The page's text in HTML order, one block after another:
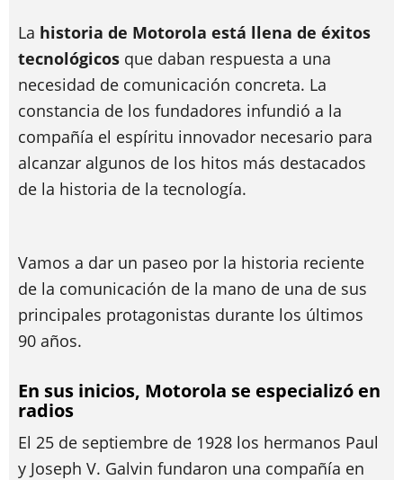
La historia de Motorola está llena de éxitos
tecnológicos que daban respuesta a una
necesidad de comunicación concreta. La
constancia de los fundadores infundió a la
compañía el espíritu innovador necesario para
alcanzar algunos de los hitos más destacados
de la historia de la tecnología.
Vamos a dar un paseo por la historia reciente
de la comunicación de la mano de una de sus
principales protagonistas durante los últimos
90 años.
En sus inicios, Motorola se especializó en
radios
El 25 de septiembre de 1928 los hermanos Paul
y Joseph V. Galvin fundaron una compañía en